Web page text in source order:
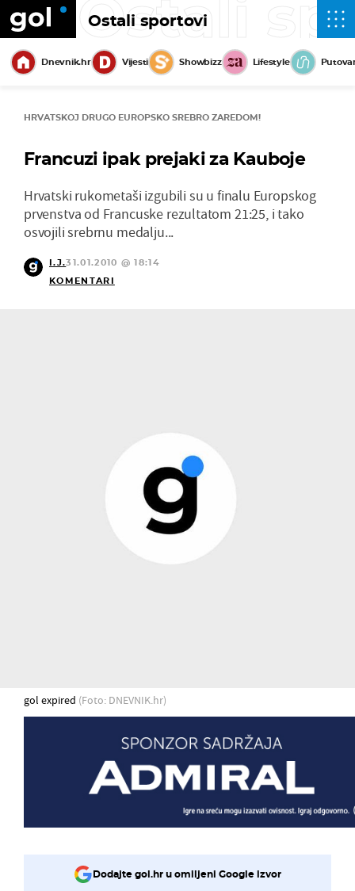
Ostali sportovi
Ostali
Dnevnik.hr Vijesti Showbizz Lifestyle
HRVATSKOJ DRUGO EUROPSKO SREBRO ZAREDOM!
Francuzi ipak prejaki za Kauboje
Hrvatski rukometaši izgubili su u finalu Europskog
prvenstva od Francuske rezultatom 21:25, i tako
osvojili srebrnu medalju...
I.J.31.01.2010 @ 18:14
KOMENTARI
gol expired (Foto: DNEVNIK.hr)
Dodajte gol.hr u omiljeni Google izvor